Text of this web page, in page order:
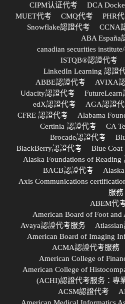
CIPM认证代考
DCA
MUET代考
CMQ代考 PHR
Snowflake認證代考
CCNA
ABA España
canadian securities
ISTQB®認證代考
LinkedIn Learning 認證
ABBE認證代考
AVIXA
Udacity認證代考
edX認證代考
AGA認證
CFRE 認證代考
Alabama
Certinia 認證代考
CA
Brocade認證代考
BlackBerry認證代考
Blue
Alaska Foundations of Reading
BACB認證代考
Axis Communications
服務
ABEM代
American Board of Foot
Avaya認證代考服务
American Board of Imaging
ACMA認證代考服務
American College of
American College of
(ACHI)認證代考服务：專
ACSM認證代考